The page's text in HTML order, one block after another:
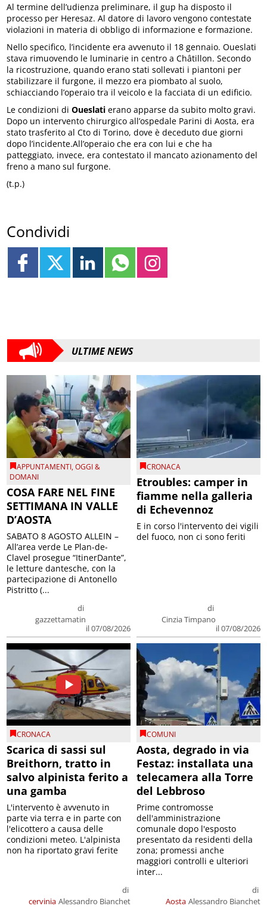
Al termine dell’udienza preliminare, il gup ha disposto il
processo per Heresaz. Al datore di lavoro vengono contestate
violazioni in materia di obbligo di informazione e formazione.
Nello specifico, l’incidente era avvenuto il 18 gennaio. Oueslati
stava rimuovendo le luminarie in centro a Châtillon. Secondo
la ricostruzione, quando erano stati sollevati i piantoni per
stabilizzare il furgone, il mezzo era piombato al suolo,
schiacciando l’operaio tra il veicolo e la facciata di un edificio.
Le condizioni diOueslati erano apparse da subito molto gravi.
Dopo un intervento chirurgico all’ospedale Parini di Aosta, era
stato trasferito al Cto di Torino, dove è deceduto due giorni
dopo l’incidente.All’operaio che era con lui e che ha
patteggiato, invece, era contestato il mancato azionamento del
freno a mano sul furgone.
(t.p.)
Condividi
ULTIME NEWS
APPUNTAMENTI,OGGI &
DOMANI
COSA FARE NEL FINE
SETTIMANA IN VALLE
D’AOSTA
di
gazzettamatin
il 07/08/2026
SABATO 8 AGOSTO ALLEIN –
All’area verde Le Plan-de-
Clavel prosegue “ItinerDante”,
le letture dantesche, con la
partecipazione di Antonello
Pistritto (...
CRONACA
Etroubles: camper in
fiamme nella galleria
di Echevennoz
di
Cinzia Timpano
il 07/08/2026
E in corso l'intervento dei vigili
del fuoco, non ci sono feriti
CRONACA
Scarica di sassi sul
Breithorn, tratto in
salvo alpinista ferito a
una gamba
cervinia
di
Alessandro Bianchet
L'intervento è avvenuto in
parte via terra e in parte con
l'elicottero a causa delle
condizioni meteo. L'alpinista
non ha riportato gravi ferite
COMUNI
Aosta, degrado in via
Festaz: installata una
telecamera alla Torre
del Lebbroso
Aosta
di
Alessandro Bianchet
Prime contromosse
dell'amministrazione
comunale dopo l'esposto
presentato da residenti della
zona; promessi anche
maggiori controlli e ulteriori
inter...